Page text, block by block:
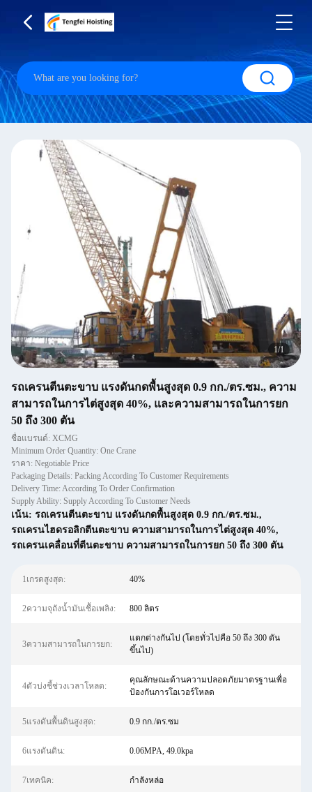
1/1
รถเครนตีนตะขาบ แรงดันกดพื้นสูงสุด 0.9 กก./ตร.ซม., ความ
สามารถในการไต่สูงสุด 40%, และความสามารถในการยก
50 ถึง 300 ตัน
ชื่อแบรนด์: XCMG
Minimum Order Quantity: One Crane
ราคา: Negotiable Price
Packaging Details: Packing According To Customer Requirements
Delivery Time: According To Order Confirmation
Supply Ability: Supply According To Customer Needs
เน้น: รถเครนตีนตะขาบ แรงดันกดพื้นสูงสุด 0.9 กก./ตร.ซม.,
รถเครนไฮดรอลิกตีนตะขาบ ความสามารถในการไต่สูงสุด 40%,
รถเครนเคลื่อนที่ตีนตะขาบ ความสามารถในการยก 50 ถึง 300 ตัน
1เกรดสูงสุด: 40%
2ความจุถังน้ำมันเชื้อเพลิง: 800 ลิตร
3ความสามารถในการยก:
แตกต่างกันไป (โดยทั่วไปคือ 50 ถึง 300 ตัน
ขึ้นไป)
4ตัวบ่งชี้ช่วงเวลาโหลด:
คุณลักษณะด้านความปลอดภัยมาตรฐานเพื่อ
ป้องกันการโอเวอร์โหลด
5แรงดันพื้นดินสูงสุด: 0.9 กก./ตร.ซม
6แรงดันดิน: 0.06MPA, 49.0kpa
7เทคนิค: กำลังหล่อ